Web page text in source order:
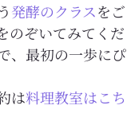
発酵のクラスをご
のぞいてみてくだ
、最初の一歩にぴ
は料理教室はこち